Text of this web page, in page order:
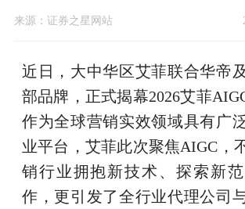
来源： 证券之星网站
近日，大中华区艾菲联合华帝
部品牌，正式揭幕2026艾菲
作为全球营销实效领域具有广
业平台，艾菲此次聚焦AIGC，
销行业拥抱新技术、探索新
作，更引发了全行业代理公司